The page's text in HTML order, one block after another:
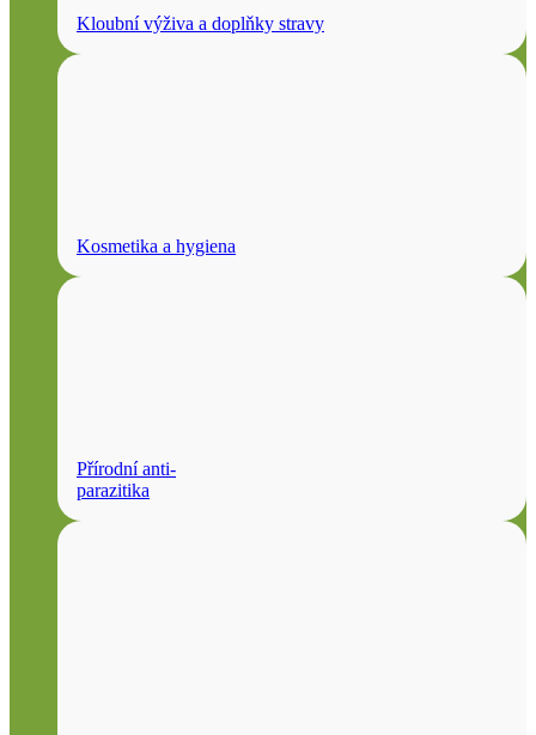
Kloubní výživa a doplňky stravy
Kosmetika a hygiena
Přírodní anti-
parazitika